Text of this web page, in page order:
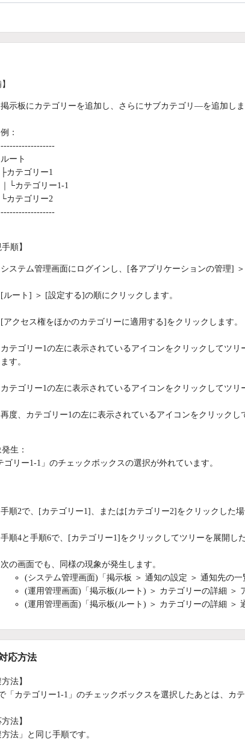
掲示板にカテゴリーを追加し、さらにサブカテゴリ―を追加しま
例：
------------------
ルート
├カテゴリー1
｜└カテゴリー1-1
└カテゴリー2
------------------
手順】
システム管理画面にログインし、[各アプリケーションの管理]
[ルート] ＞ [設定する]の順にクリックします。
[アクセス権をほかのカテゴリーに適用する]をクリックします。
カテゴリー1の左に表示されているアイコンをクリックしてツ
ます。
カテゴリー1の左に表示されているアイコンをクリックしてツリ
再度、カテゴリー1の左に表示されているアイコンをクリックし
生：
ゴリー1-1」のチェックボックスの選択が外れています。
手順2で、[カテゴリー1]、または[カテゴリー2]をクリックした
手順4と手順6で、[カテゴリー1]をクリックしてツリーを展開し
次の画面でも、同様の現象が発生します。
(システム管理画面)「掲示板 ＞ 通知の設定 ＞ 通知先の
(運用管理画面)「掲示板(ルート) ＞ カテゴリーの詳細 ＞
(運用管理画面)「掲示板(ルート) ＞ カテゴリーの詳細 ＞
応方法
方法】
「カテゴリー1-1」のチェックボックスを選択したあとは、カ
方法】
方法」と同じ手順です。